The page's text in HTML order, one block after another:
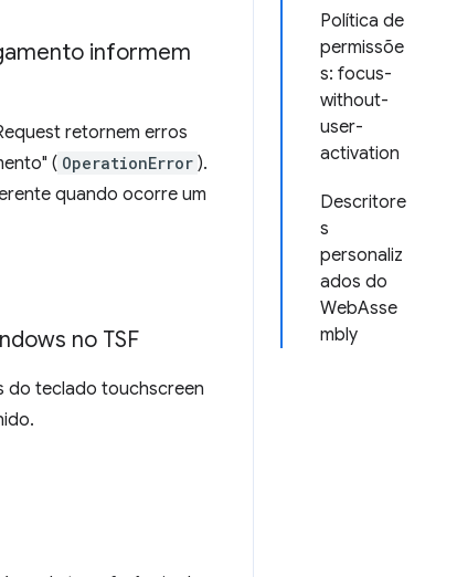
Política de
permissõe
s: focus-
without-
user-
activation
Descritore
s
personaliz
ados do
WebAsse
mbly
informem
retornem erros
( OperationError ).
quando ocorre um
no TSF
do teclado touchscreen